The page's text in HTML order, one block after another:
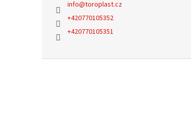
info@toroplast.cz
+420770105352
+420770105351